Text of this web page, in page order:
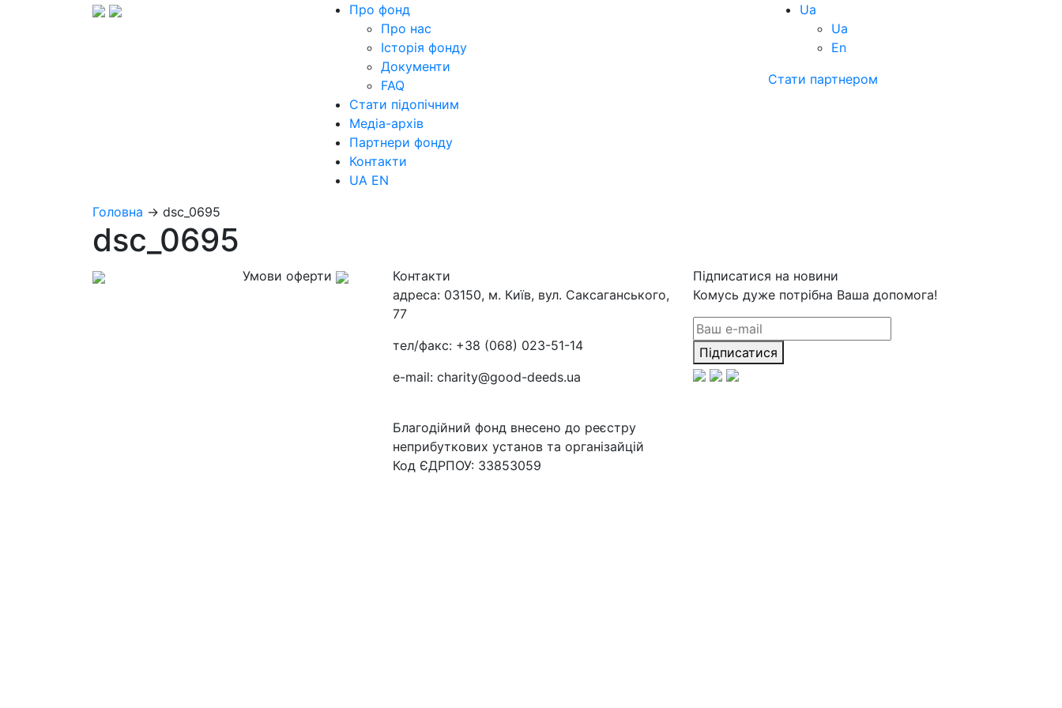
Про фонд
Про нас
Історія фонду
Документи
FAQ
Стати підопічним
Медіа-архів
Партнери фонду
Контакти
UA EN
Ua
Ua
En
Стати партнером
Головна → dsc_0695
dsc_0695
Умови оферти
Контакти
адреса: 03150, м. Київ, вул. Саксаганського,
77
тел/факс: +38 (068) 023-51-14
e-mail: charity@good-deeds.ua
Благодійний фонд внесено до реєстру
неприбуткових установ та організайцій
Код ЄДРПОУ: 33853059
Підписатися на новини
Комусь дуже потрібна Ваша допомога!
Підписатися